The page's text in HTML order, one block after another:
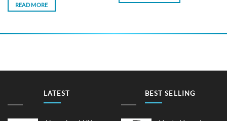
READ MORE
options
chosen
LATEST BEST SELLING